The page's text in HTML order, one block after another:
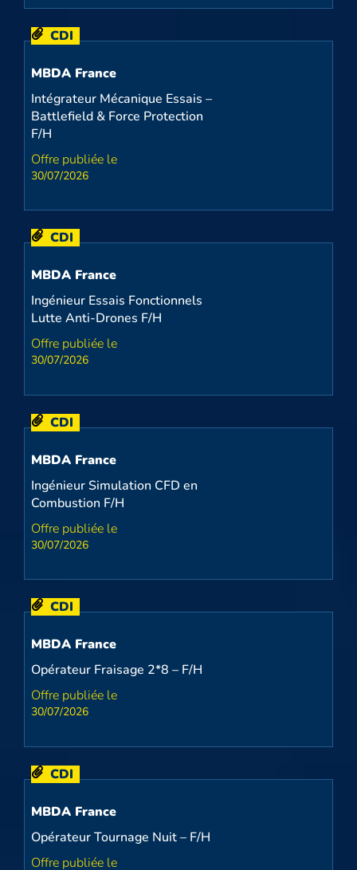
CDI
MBDA France
Intégrateur Mécanique Essais –
Battlefield & Force Protection
F/H
30/07/2026
CDI
MBDA France
Ingénieur Essais Fonctionnels
Lutte Anti-Drones F/H
30/07/2026
CDI
MBDA France
Ingénieur Simulation CFD en
Combustion F/H
30/07/2026
CDI
MBDA France
Opérateur Fraisage 2*8 – F/H
30/07/2026
CDI
MBDA France
Opérateur Tournage Nuit – F/H